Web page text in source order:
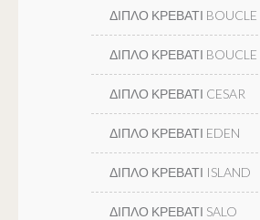
ΔΙΠΛΟ ΚΡΕΒΑΤΙ BOUCLE
ΔΙΠΛΟ ΚΡΕΒΑΤΙ
ΔΙΠΛΟ ΚΡΕΒΑΤΙ CESAR
ΔΙΠΛΟ ΚΡΕΒΑΤΙ EDEN
ΔΙΠΛΟ ΚΡΕΒΑΤΙ ISLAND
ΔΙΠΛΟ ΚΡΕΒΑΤΙ SALO